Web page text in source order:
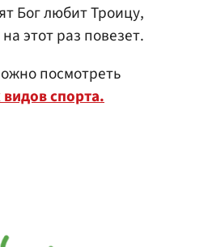
Бог любит Троицу,
этот раз повезет.
посмотреть
спорта.